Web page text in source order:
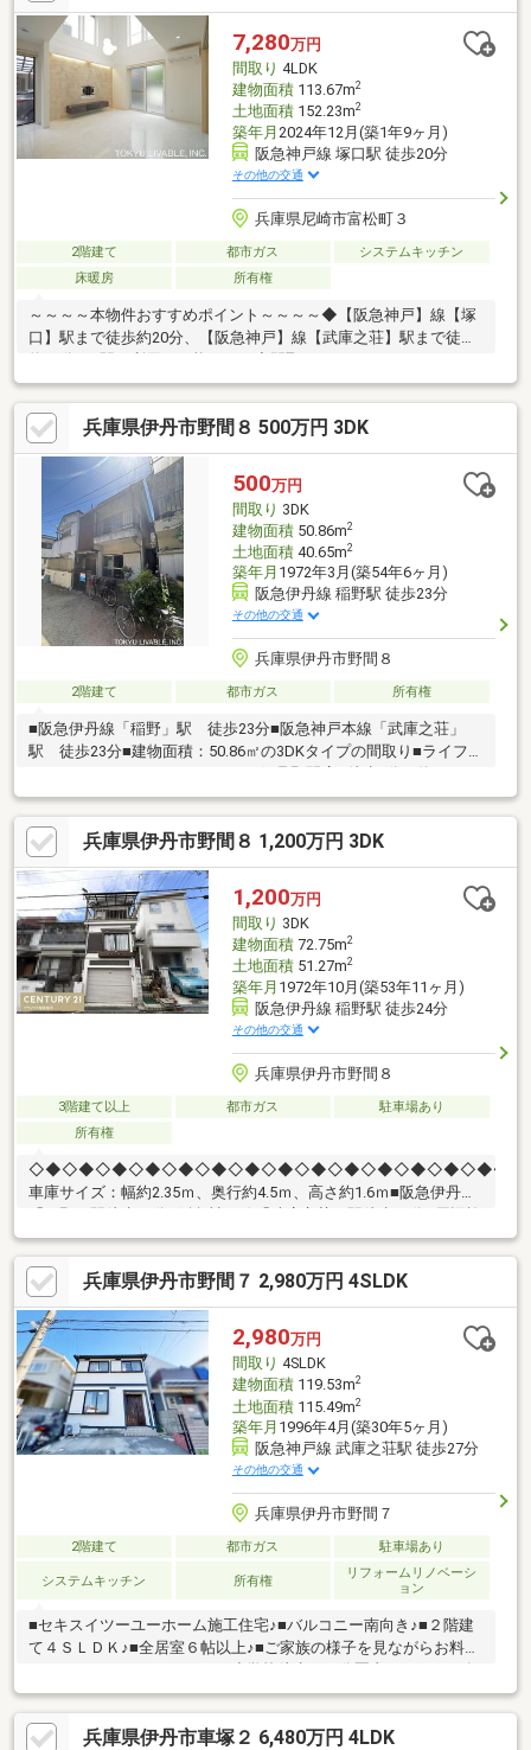
7,280万円
間取り 4LDK
建物面積113.67m2
土地面積152.23m2
築年月 2024年12月(築1年9ヶ月)
阪急神戸線 塚口駅 徒歩20分
その他の交通
兵庫県尼崎市富松町３
2階建て 都市ガス
システムキッチン
床暖房
所有権
～～～～本物件おすすめポイント～～～～◆【阪急神戸】線【塚
口】駅まで徒歩約20分、【阪急神戸】線【武庫之荘】駅まで徒歩
約21分の2駅の利用が可能です。◆間取りは4LDKのファミリータ
イプになります。◆2024年12月築【一条工務店】の注文住宅で
す。◆リビングダイニングは吹き抜けになっており、開放感ある
空間になっています。◆前面道路は幅員4mの道路です。◆LDKは
約19帖ございます。◆各居室に収納があります。◆東側6.5帖の洋
室には、ウォークインクローゼットが設置されています。◆カー
ポートがございますので、大切な愛車を屋根の下で大切に管理す
ることが出来ます。
兵庫県伊丹市野間８ 500万円 3DK
500万円
間取り 3DK
建物面積50.86m2
土地面積40.65m2
築年月 1972年3月(築54年6ヶ月)
阪急伊丹線 稲野駅 徒歩23分
その他の交通
兵庫県伊丹市野間８
2階建て 都市ガス 所有権
■阪急伊丹線「稲野」駅 徒歩23分■阪急神戸本線「武庫之荘」
駅 徒歩23分■建物面積：50.86㎡の3DKタイプの間取り■ライフイ
ｍ）・ローソン伊丹南野六丁目店…徒歩6分（約470ｍ）・ウエル
シア伊丹野間店…徒歩3分（約190ｍ）・野間幼稚園…徒歩2分（約
130ｍ）・笹原小学校…徒歩5分（約340ｍ）・笹原中学校…徒歩12
分（約960ｍ）・笹原公園…徒歩3分（約210ｍ）■接道義務を満た
していないため再建築不可
兵庫県伊丹市野間８ 1,200万円 3DK
1,200万円
間取り 3DK
建物面積72.75m2
土地面積51.27m2
築年月 1972年10月(築53年11ヶ月)
阪急伊丹線 稲野駅 徒歩24分
その他の交通
兵庫県伊丹市野間８
3階建て以上 都市ガス
駐車場あり
所有権
◇◆◇◆◇◆◇◆◇◆◇◆◇◆◇◆◇◆◇◆◇◆◇◆◇◆◇◆◇■
車庫サイズ：幅約2.35ｍ、奥行約4.5ｍ、高さ約1.6ｍ■阪急伊丹線
「稲野」駅徒歩24分■阪急神戸線「武庫之荘」駅徒歩24分■周辺施
設万代伊丹野間店まで約190ｍ（徒歩3分）ファミリーマート伊丹
野間二丁目店まで約350ｍ（徒歩5分）キリン堂伊丹野間店まで約
50ｍ（徒歩1分）伊丹野間郵便局まで約420ｍ（徒歩6分）
兵庫県伊丹市野間７ 2,980万円 4SLDK
2,980万円
間取り 4SLDK
建物面積119.53m2
土地面積115.49m2
築年月 1996年4月(築30年5ヶ月)
阪急神戸線 武庫之荘駅 徒歩27分
その他の交通
兵庫県伊丹市野間７
2階建て 都市ガス 駐車場あり
システムキッチン 所有権
リフォームリノベーシ
ョン
■セキスイツーユーホーム施工住宅♪■バルコニー南向き♪■２階建
て４ＳＬＤＫ♪■全居室６帖以上♪■ご家族の様子を見ながらお料理
１月外壁塗装済■空家につきごゆっくりご内覧いただけます♪～周
辺環境～・万代…約４５０ｍ・ウェルシア…約３５０ｍ・笹原公
園…約４００ｍ・野間幼稚園…約２８０ｍ・笹原小学校…約６００
兵庫県伊丹市車塚２ 6,480万円 4LDK